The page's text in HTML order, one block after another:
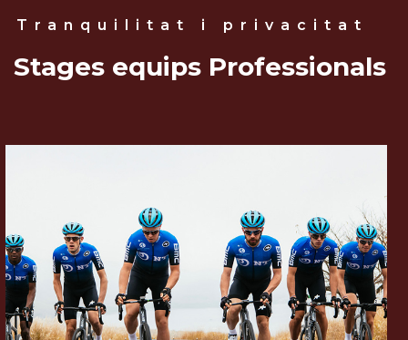
Tranquilitat i privacitat
Stages equips Professionals